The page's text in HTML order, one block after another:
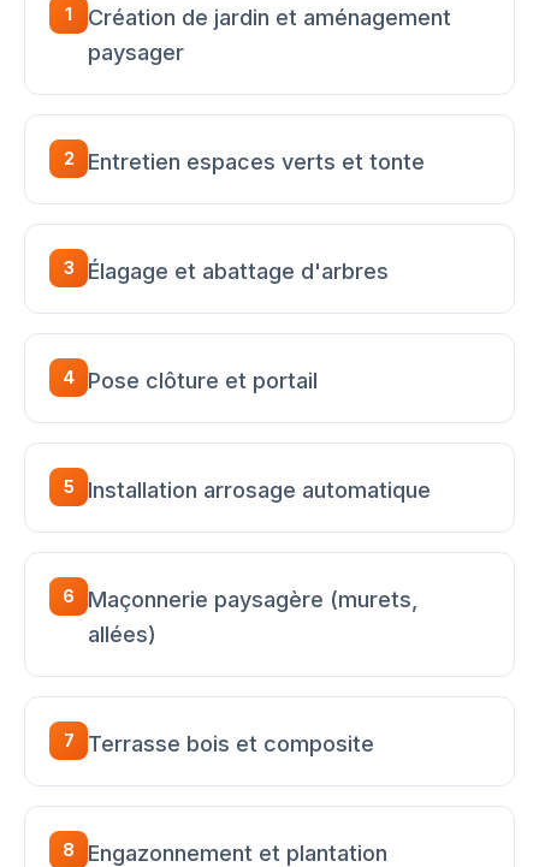
1
Création de jardin et aménagement
paysager
2 Entretien espaces verts et tonte
3 Élagage et abattage d'arbres
4 Pose clôture et portail
5 Installation arrosage automatique
6
Maçonnerie paysagère (murets,
allées)
7 Terrasse bois et composite
8 Engazonnement et plantation